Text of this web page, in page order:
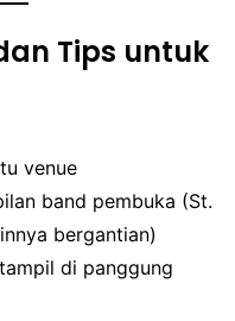
Tips untuk
venue
band pembuka (St.
bergantian)
di panggung